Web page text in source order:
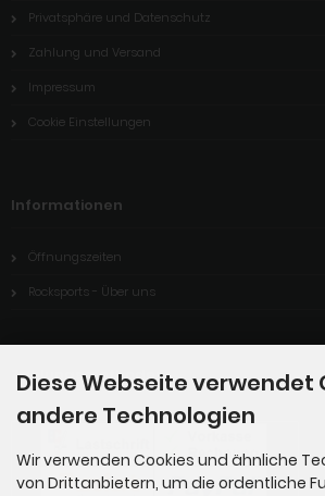
Privatsphäre und Datenschutz
Zahlung und Versand
Impressum
Cookie Einstellungen
Informationen
Öffnungszeiten
Rocksports - Über uns
Zahlungsmethoden
Diese Webseite verwendet
andere Technologien
Wir verwenden Cookies und ähnliche
von Drittanbietern, um die ordentliche